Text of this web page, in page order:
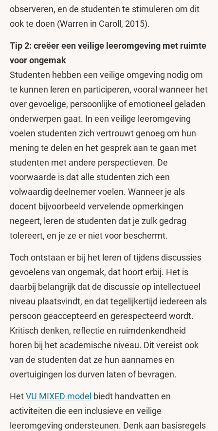
observeren, en de studenten te stimuleren om dit
ook te doen (Warren in Caroll, 2015).
Tip 2: creëer een veilige leeromgeving met ruimte
voor ongemak
Studenten hebben een veilige omgeving nodig om
te kunnen leren en participeren, vooral wanneer het
over gevoelige, persoonlijke of emotioneel geladen
onderwerpen gaat. In een veilige leeromgeving
voelen studenten zich vertrouwt genoeg om hun
mening te delen en het gesprek aan te gaan met
studenten met andere perspectieven. De
voorwaarde is dat alle studenten zich een
volwaardig deelnemer voelen. Wanneer je als
docent bijvoorbeeld vervelende opmerkingen
negeert, leren de studenten dat je zulk gedrag
tolereert, en je ze er niet voor beschermt.
Toch ontstaan er bij het leren of tijdens discussies
gevoelens van ongemak, dat hoort erbij. Het is
daarbij belangrijk dat de discussie op intellectueel
niveau plaatsvindt, en dat tegelijkertijd iedereen als
persoon geaccepteerd en gerespecteerd wordt.
Kritisch denken, reflectie en ruimdenkendheid
horen bij het academische niveau. Dit vereist ook
van de studenten dat ze hun aannames en
overtuigingen los durven laten of bevragen.
HetVU MIXED model biedt handvatten en
activiteiten die een inclusieve en veilige
leeromgeving ondersteunen. Denk aan basisregels